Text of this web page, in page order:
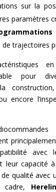
sur la
paramètres
de trajectoires
pour
construction,
encore
avec
leur capacité
qualité avec
cadre,